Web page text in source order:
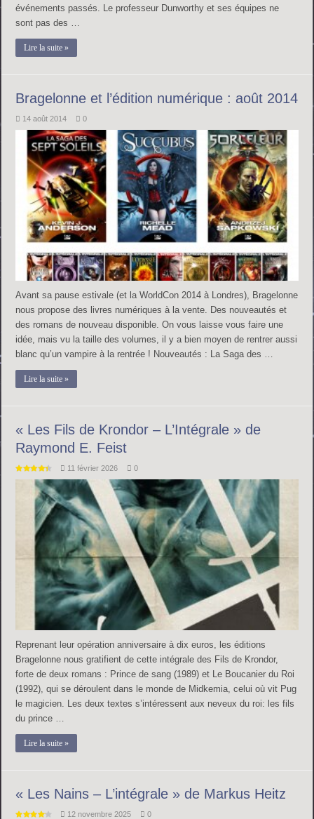
événements passés. Le professeur Dunworthy et ses équipes ne
sont pas des …
Lire la suite »
Bragelonne et l’édition numérique : août 2014
14 août 2014 0
Avant sa pause estivale (et la WorldCon 2014 à Londres), Bragelonne
nous propose des livres numériques à la vente. Des nouveautés et
des romans de nouveau disponible. On vous laisse vous faire une
idée, mais vu la taille des volumes, il y a bien moyen de rentrer aussi
blanc qu’un vampire à la rentrée ! Nouveautés : La Saga des …
Lire la suite »
« Les Fils de Krondor – L’Intégrale » de
Raymond E. Feist
11 février 2026 0
Reprenant leur opération anniversaire à dix euros, les éditions
Bragelonne nous gratifient de cette intégrale des Fils de Krondor,
forte de deux romans : Prince de sang (1989) et Le Boucanier du Roi
(1992), qui se déroulent dans le monde de Midkemia, celui où vit Pug
le magicien. Les deux textes s’intéressent aux neveux du roi: les fils
du prince …
Lire la suite »
« Les Nains – L’intégrale » de Markus Heitz
12 novembre 2025 0